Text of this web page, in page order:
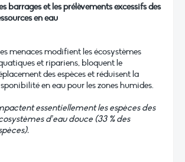
barrages et les prélèvements excessifs des
en eau
menaces modifient les écosystèmes
et ripariens, bloquent le
des espèces et réduisent la
en eau pour les zones humides.
essentiellement les espèces des
d’eau douce (33 % des